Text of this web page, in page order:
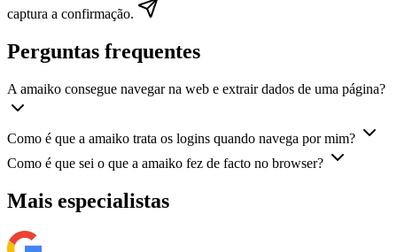
captura a confirmação.
Perguntas frequentes
A amaiko consegue navegar na web e extrair dados de uma página?
Como é que a amaiko trata os logins quando navega por mim?
Como é que sei o que a amaiko fez de facto no browser?
Mais especialistas